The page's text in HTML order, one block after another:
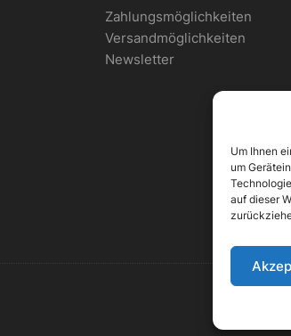
Um Ihnen
um
auf dieser
Zahlungsmöglichkeiten
Versandmöglichkeiten
Newsletter